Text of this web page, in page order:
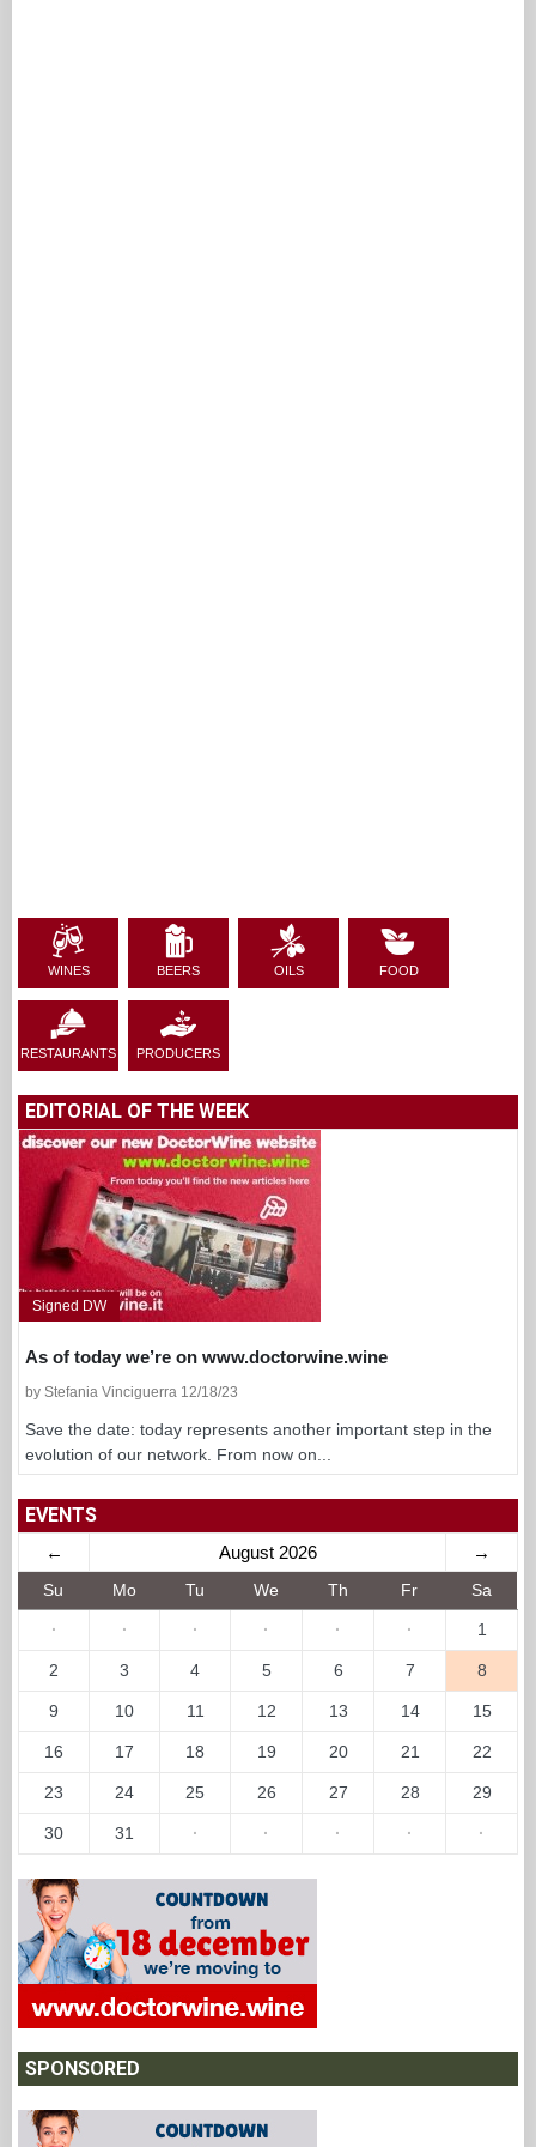
WINES BEERS OILS FOOD
RESTAURANTS PRODUCERS
EDITORIAL OF THE WEEK
Signed DW
As of today we’re on www.doctorwine.wine
by Stefania Vinciguerra 12/18/23
Save the date: today represents another important step in the
evolution of our network. From now on...
EVENTS
← August 2026 →
Su Mo Tu We Th Fr Sa
· · · · · · 1
2 3 4 5 6 7 8
9 10 11 12 13 14 15
16 17 18 19 20 21 22
23 24 25 26 27 28 29
30 31 · · · · ·
SPONSORED